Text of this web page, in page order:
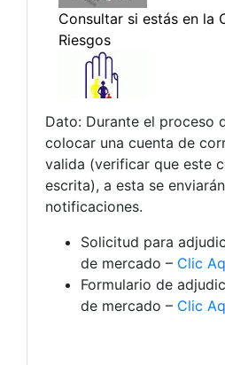
Dato: Durante el proceso
colocar una cuenta de
valida (verificar que este
escrita), a esta se
notificaciones.
Solicitud para
de mercado – Clic
Formulario de
de mercado – Clic